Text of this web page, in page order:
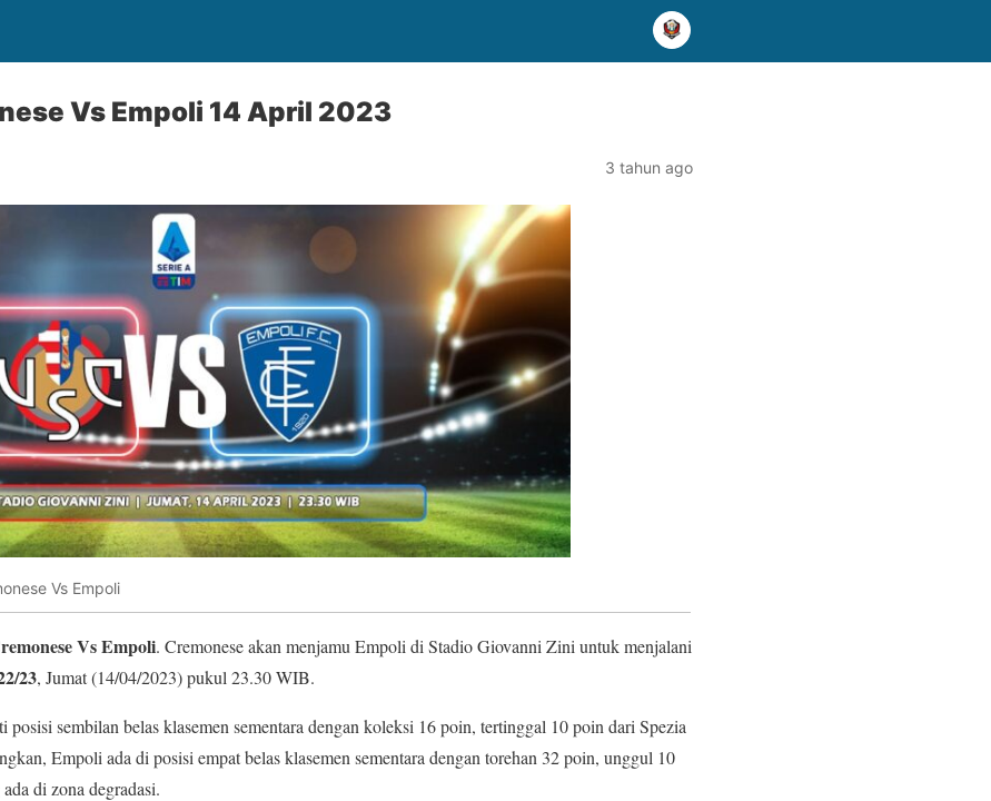
Vs Empoli 14 April 2023
3 tahun ago
Vs Empoli
Vs Empoli. Cremonese akan menjamu Empoli di Stadio Giovanni Zini untuk menjalani
23, Jumat (14/04/2023) pukul 23.30 WIB.
posisi sembilan belas klasemen sementara dengan koleksi 16 poin, tertinggal 10 poin dari Spezia
Empoli ada di posisi empat belas klasemen sementara dengan torehan 32 poin, unggul 10
di zona degradasi.